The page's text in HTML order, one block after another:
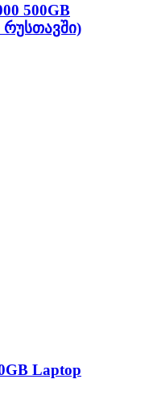
500GB
Laptop